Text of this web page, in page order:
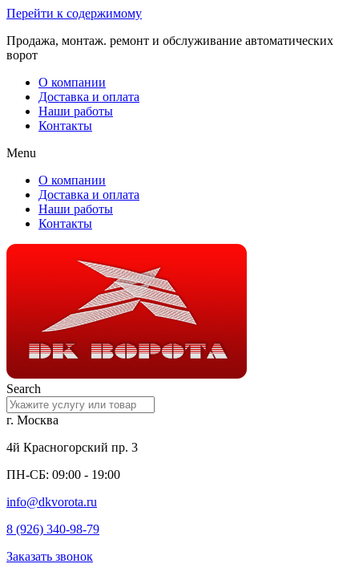
Перейти к содержимому
Продажа, монтаж. ремонт и обслуживание автоматических
ворот
О компании
Доставка и оплата
Наши работы
Контакты
Menu
О компании
Доставка и оплата
Наши работы
Контакты
Search
г. Москва
4й Красногорский пр. 3
ПН-СБ: 09:00 - 19:00
info@dkvorota.ru
8 (926) 340-98-79
Заказать звонок